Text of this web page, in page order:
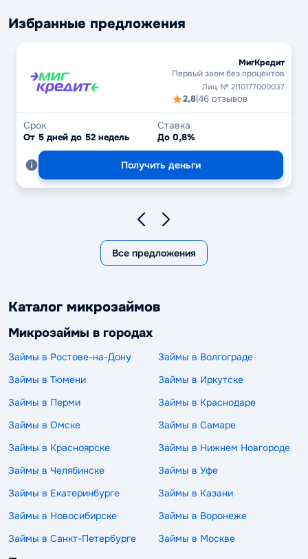
Избранные предложения
МигКредит
Первый заем без процентов
Лиц. № 2110177000037
2,8|46 отзывов
Срок
От 5 дней до 52 недель
Ставка
До 0,8%
Получить деньги
Все предложения
Каталог микрозаймов
Микрозаймы в городах
Займы в Ростове-на-Дону
Займы в Волгограде
Займы в Тюмени
Займы в Иркутске
Займы в Перми
Займы в Краснодаре
Займы в Омске
Займы в Самаре
Займы в Красноярске
Займы в Нижнем Новгороде
Займы в Челябинске
Займы в Уфе
Займы в Екатеринбурге
Займы в Казани
Займы в Новосибирске
Займы в Воронеже
Займы в Санкт-Петербурге
Займы в Москве